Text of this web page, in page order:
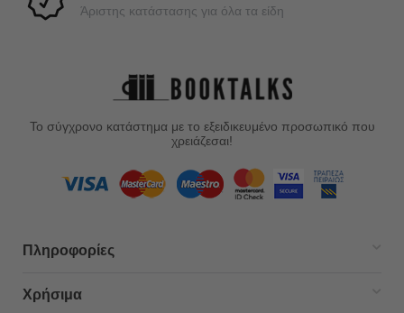
Άριστης κατάστασης για όλα τα είδη
Το σύγχρονο κατάστημα με το εξειδικευμένο προσωπικό που
χρειάζεσαι!
Πληροφορίες
Χρήσιμα